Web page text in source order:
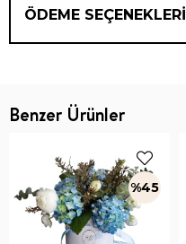
ÖDEME SEÇENEKLERI
Benzer Ürünler
%45